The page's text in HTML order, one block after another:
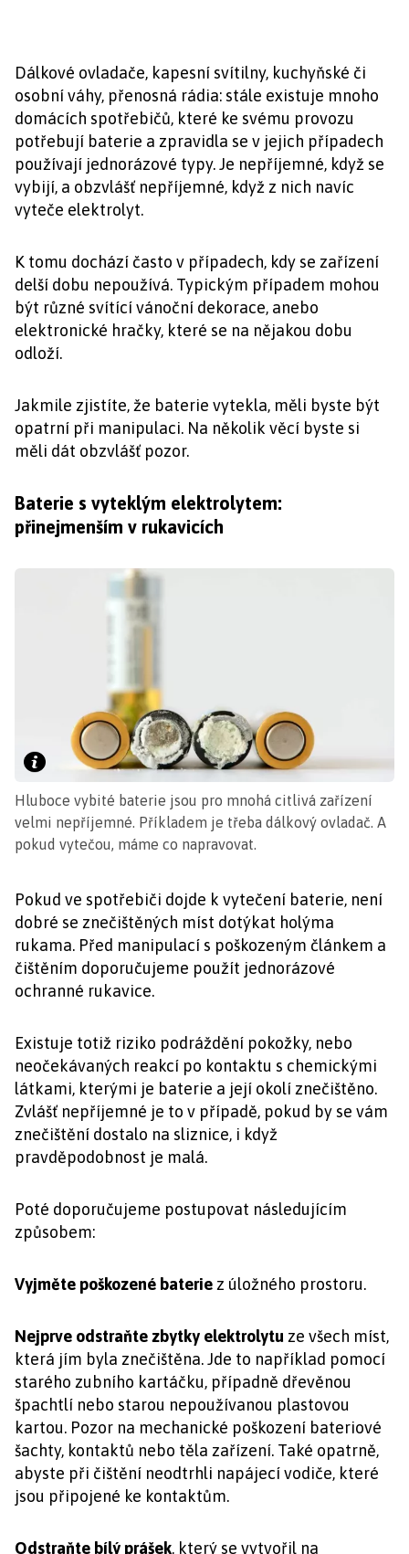
Dálkové ovladače, kapesní svítilny, kuchyňské či
osobní váhy, přenosná rádia: stále existuje mnoho
domácích spotřebičů, které ke svému provozu
potřebují baterie a zpravidla se v jejich případech
používají jednorázové typy. Je nepříjemné, když se
vybijí, a obzvlášť nepříjemné, když z nich navíc
vyteče elektrolyt.
K tomu dochází často v případech, kdy se zařízení
delší dobu nepoužívá. Typickým případem mohou
být různé svítící vánoční dekorace, anebo
elektronické hračky, které se na nějakou dobu
odloží.
Jakmile zjistíte, že baterie vytekla, měli byste být
opatrní při manipulaci. Na několik věcí byste si
měli dát obzvlášť pozor.
Baterie s vyteklým elektrolytem:
přinejmenším v rukavicích
Hluboce vybité baterie jsou pro mnohá citlivá zařízení
velmi nepříjemné. Příkladem je třeba dálkový ovladač. A
pokud vytečou, máme co napravovat.
Pokud ve spotřebiči dojde k vytečení baterie, není
dobré se znečištěných míst dotýkat holýma
rukama. Před manipulací s poškozeným článkem a
čištěním doporučujeme použít jednorázové
ochranné rukavice.
Existuje totiž riziko podráždění pokožky, nebo
neočekávaných reakcí po kontaktu s chemickými
látkami, kterými je baterie a její okolí znečištěno.
Zvlášť nepříjemné je to v případě, pokud by se vám
znečištění dostalo na sliznice, i když
pravděpodobnost je malá.
Poté doporučujeme postupovat následujícím
způsobem:
Vyjměte poškozené bateriez úložného prostoru.
Nejprve odstraňte zbytky elektrolytuze všech míst,
která jím byla znečištěna. Jde to například pomocí
starého zubního kartáčku, případně dřevěnou
špachtlí nebo starou nepoužívanou plastovou
kartou. Pozor na mechanické poškození bateriové
šachty, kontaktů nebo těla zařízení. Také opatrně,
abyste při čištění neodtrhli napájecí vodiče, které
jsou připojené ke kontaktům.
Odstraňte bílý prášek, který se vytvořil na